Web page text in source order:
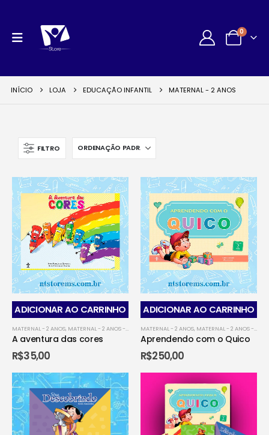
0
INÍCIO LOJA EDUCAÇÃO INFANTIL MATERNAL - 2 ANOS
FILTRO
ADICIONAR AO CARRINHO
MATERNAL - 2 ANOS, MATERNAL - 2 ANOS - CAMPO GRANDENSE ,MATERNAL - 2 ANOS -
A aventura das cores
R$35,00
ADICIONAR AO CARRINHO
MATERNAL - 2 ANOS, MATERNAL - 2 ANOS - CAMPO GRANDENSE
Aprendendo com o Quico
R$250,00